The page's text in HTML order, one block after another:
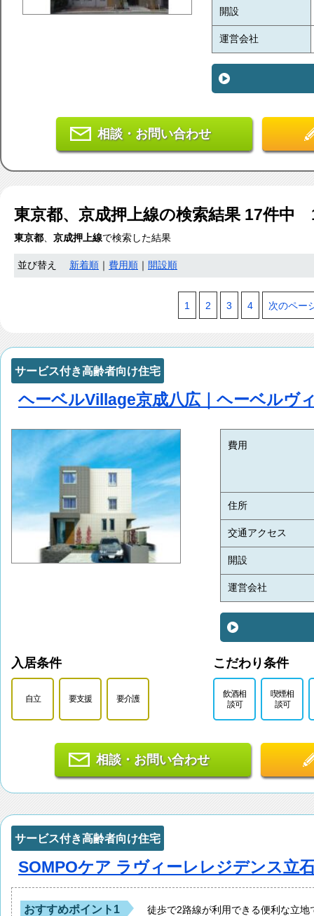
開設
運営会社
相談・お問い合わせ
東京都、京成押上線の検索結果 17件中
東京都、 京成押上線で検索した結果
並び替え 新着順 費用順 開設順
1 2 3 4 次のペー
サービス付き高齢者向け住宅
ヘーベルVillage京成八広｜ヘーベルヴ
費用
住所
交通アクセス
開設
運営会社
入居条件
自立 要支援 要介護
こだわり条件
飲酒相
談可
喫煙相
談可
相談・お問い合わせ
サービス付き高齢者向け住宅
SOMPOケア ラヴィーレレジデンス立
おすすめポイント1 徒歩で2路線が利用できる便利な立